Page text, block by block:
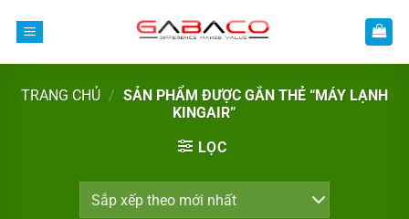
TRANG CHỦ / SẢN PHẨM ĐƯỢC GẮN THẺ “MÁY LẠNH
KINGAIR”
LỌC